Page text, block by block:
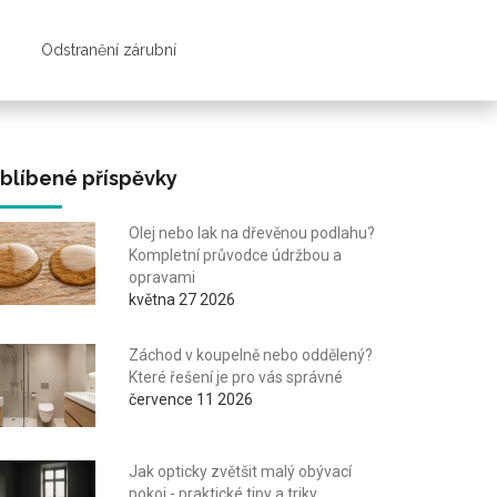
Odstranění zárubní
příspěvky
Olej nebo lak na dřevěnou podlahu?
Kompletní průvodce údržbou a
opravami
května 27 2026
Záchod v koupelně nebo oddělený?
Které řešení je pro vás správné
července 11 2026
Jak opticky zvětšit malý obývací